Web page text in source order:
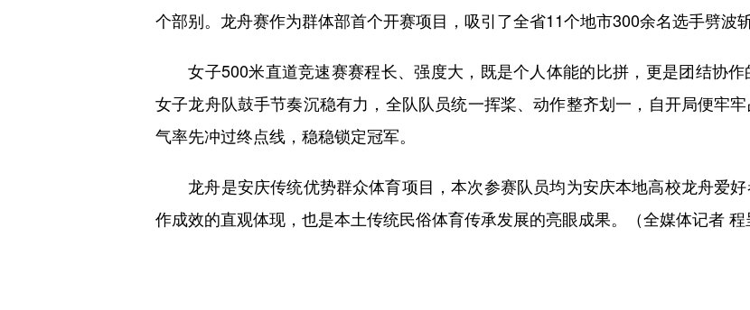
个部别。龙舟赛作为群体部首个开赛项目，吸引了全省11个地市300余名选手劈波斩
女子500米直道竞速赛赛程长、强度大，既是个人体能的比拼，更是团结协作
女子龙舟队鼓手节奏沉稳有力，全队队员统一挥桨、动作整齐划一，自开局便牢
气率先冲过终点线，稳稳锁定冠军。
龙舟是安庆传统优势群众体育项目，本次参赛队员均为安庆本地高校龙舟爱好
作成效的直观体现，也是本土传统民俗体育传承发展的亮眼成果。（全媒体记者 程